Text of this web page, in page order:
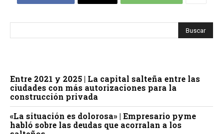
Entre 2021 y 2025 | La capital salteña entre las
ciudades con más autorizaciones para la
construcción privada
«La situación es dolorosa» | Empresario pyme
habló sobre las deudas que acorralan a los